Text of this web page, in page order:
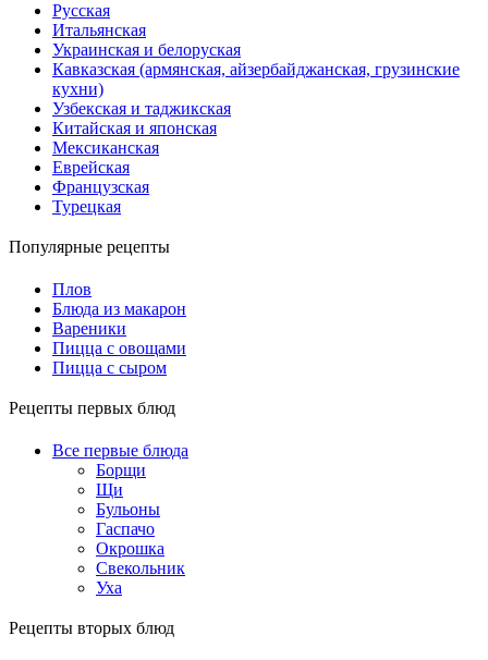
Русская
Итальянская
Украинская и белоруская
Кавказская (армянская, айзербайджанская, грузинские
кухни)
Узбекская и таджикская
Китайская и японская
Мексиканская
Еврейская
Французская
Турецкая
Популярные рецепты
Плов
Блюда из макарон
Вареники
Пицца с овощами
Пицца с сыром
Рецепты первых блюд
Все первые блюда
Борщи
Щи
Бульоны
Гаспачо
Окрошка
Свекольник
Уха
Рецепты вторых блюд